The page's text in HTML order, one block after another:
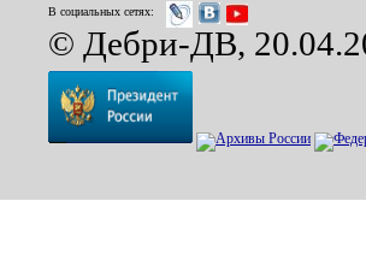
В социальных сетях:
© Дебри-ДВ,